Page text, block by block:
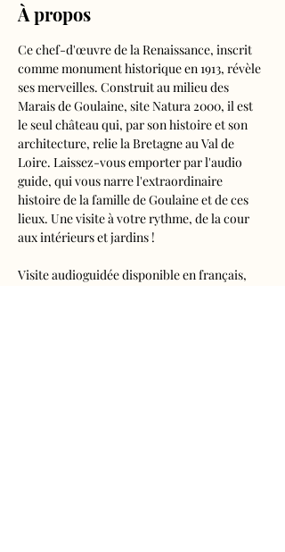
À propos
Ce chef-d'œuvre de la Renaissance, inscrit
comme monument historique en 1913, révèle
ses merveilles. Construit au milieu des
Marais de Goulaine, site Natura 2000, il est
le seul château qui, par son histoire et son
architecture, relie la Bretagne au Val de
Loire. Laissez-vous emporter par l'audio
guide, qui vous narre l'extraordinaire
histoire de la famille de Goulaine et de ces
lieux. Une visite à votre rythme, de la cour
aux intérieurs et jardins !
Visite audioguidée disponible en français,